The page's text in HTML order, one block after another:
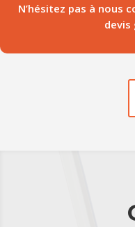
N’hésitez pas à nous